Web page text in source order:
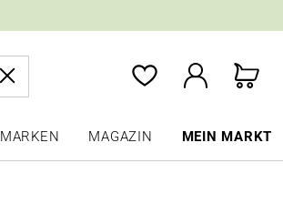
MARKEN MAGAZIN MEIN MARKT